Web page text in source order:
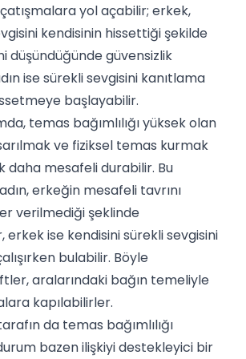
yol açabilir; erkek,
kendisinin hissettiği şekilde
düşündüğünde güvensizlik
ise sürekli sevgisini kanıtlama
başlayabilir.
temas bağımlılığı yüksek olan
ve fiziksel temas kurmak
daha mesafeli durabilir. Bu
erkeğin mesafeli tavrını
verilmediği şeklinde
erkek ise kendisini sürekli sevgisini
bulabilir. Böyle
aralarındaki bağın temeliyle
kapılabilirler.
da temas bağımlılığı
bazen ilişkiyi destekleyici bir